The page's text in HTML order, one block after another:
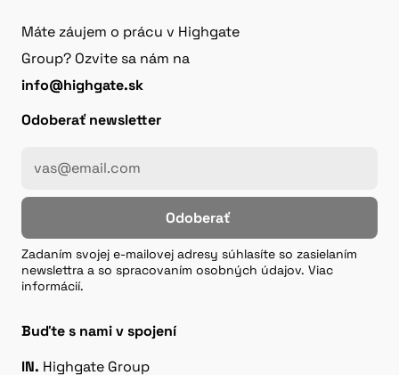
Máte záujem o prácu v Highgate
Group? Ozvite sa nám na
info@highgate.sk
Odoberať newsletter
Odoberať
Zadaním svojej e-mailovej adresy súhlasíte so zasielaním
newslettra a so spracovaním osobných údajov. Viac
informácií.
Buďte s nami v spojení
IN. Highgate Group